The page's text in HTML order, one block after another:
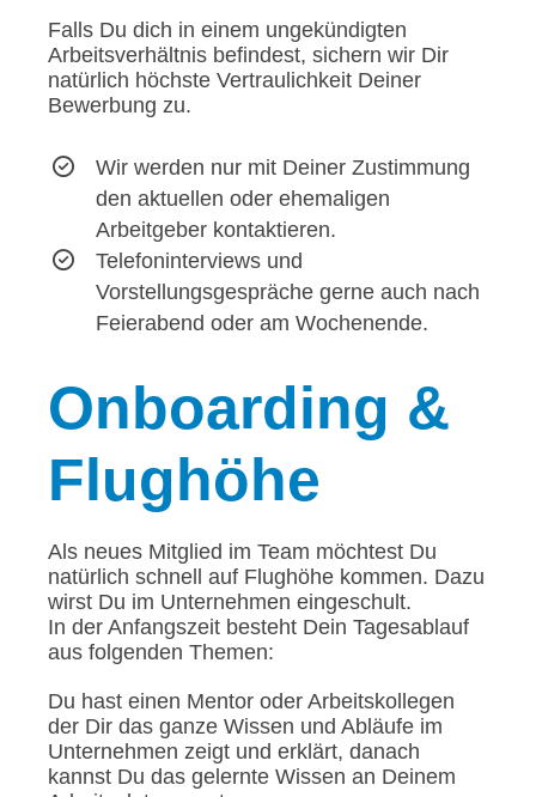
Falls Du dich in einem ungekündigten
Arbeitsverhältnis befindest, sichern wir Dir
natürlich höchste Vertraulichkeit Deiner
Bewerbung zu.
Wir werden nur mit Deiner Zustimmung
den aktuellen oder ehemaligen
Arbeitgeber kontaktieren.
Telefoninterviews und
Vorstellungsgespräche gerne auch nach
Feierabend oder am Wochenende.
Onboarding &
Flughöhe
Als neues Mitglied im Team möchtest Du
natürlich schnell auf Flughöhe kommen. Dazu
wirst Du im Unternehmen eingeschult.
In der Anfangszeit besteht Dein Tagesablauf
aus folgenden Themen:
Du hast einen Mentor oder Arbeitskollegen
der Dir das ganze Wissen und Abläufe im
Unternehmen zeigt und erklärt, danach
kannst Du das gelernte Wissen an Deinem